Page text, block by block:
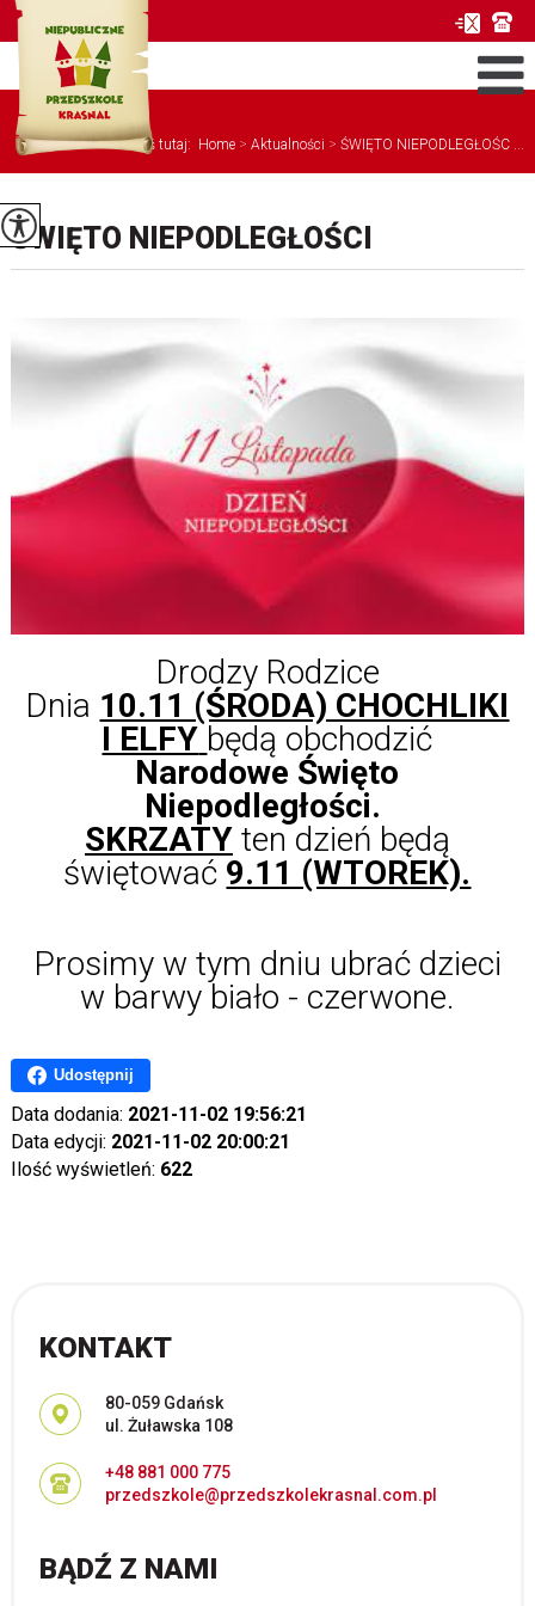
Jesteś tutaj: Home > Aktualności > ŚWIĘTO NIEPODLEGŁOŚC ...
ŚWIĘTO NIEPODLEGŁOŚCI
Drodzy Rodzice
Dnia 10.11 (ŚRODA) CHOCHLIKI
I ELFY będą obchodzić
Narodowe Święto
Niepodległości.
SKRZATYten dzień będą
świętować 9.11 (WTOREK).
Prosimy w tym dniu ubrać dzieci
w barwy biało - czerwone.
Udostępnij
Data dodania: 2021-11-02 19:56:21
Data edycji: 2021-11-02 20:00:21
Ilość wyświetleń: 622
KONTAKT
Adres pocztowy:
80-059 Gdańsk
ul. Żuławska 108
+48 881 000 775
przedszkole@przedszkolekrasnal.com.pl
BĄDŹ Z NAMI